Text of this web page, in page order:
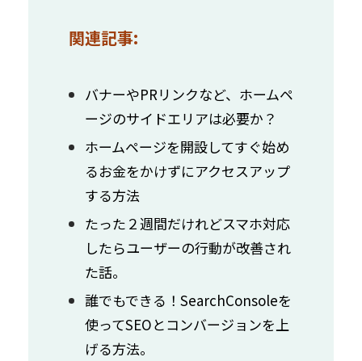
関連記事:
バナーやPRリンクなど、ホームペ
ージのサイドエリアは必要か？
ホームページを開設してすぐ始め
るお金をかけずにアクセスアップ
する方法
たった２週間だけれどスマホ対応
したらユーザーの行動が改善され
た話。
誰でもできる！SearchConsoleを
使ってSEOとコンバージョンを上
げる方法。